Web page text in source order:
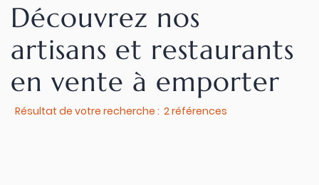
Découvrez nos
artisans et restaurants
en vente à emporter
Résultat de votre recherche : 2 références